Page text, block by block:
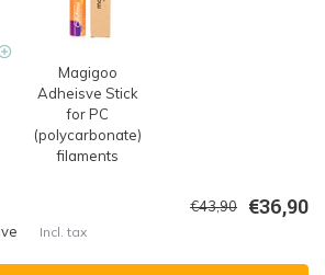
Magigoo
Adheisve Stick
for PC
(polycarbonate)
filaments
€43,90 €36,90
Incl. tax